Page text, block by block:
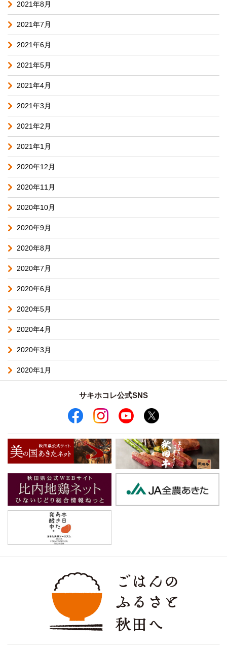
2021年8月
2021年7月
2021年6月
2021年5月
2021年4月
2021年3月
2021年2月
2021年1月
2020年12月
2020年11月
2020年10月
2020年9月
2020年8月
2020年7月
2020年6月
2020年5月
2020年4月
2020年3月
2020年1月
サキホコレ公式SNS